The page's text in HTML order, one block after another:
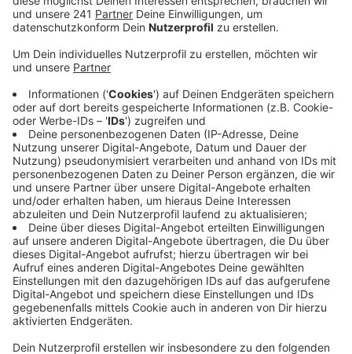
Gladbach, das bis dahin größte
Missbrauchsnetzwerk Deutschlands.
Veröffentlicht:Donnerstag, 21.10.2021 06:37
Anzeige
Was mit einem Verdächtigen losging, entwickelte sich
innerhalb weniger Wochen zu einem riesigen Netzwerk,
dass auch bei erfahrenen Ermittlern für
Fassungslosigkeit sorgte: Durch die beim Gladbacher
sichergestellten Daten wurden zahlreiche weitere
Täter ausfindig gemacht: Hunderte Täter und
Tatverdächtigte, auch Familienväter, im In- und
Ausland, die teils auch ihre eigenen Kinder
missbrauchten, sich dabei filmten, Fotos machten und
das dann in Chatgruppen teilten. Einige der Opfer
waren noch im Säuglingsalter. Auch heute gehen die